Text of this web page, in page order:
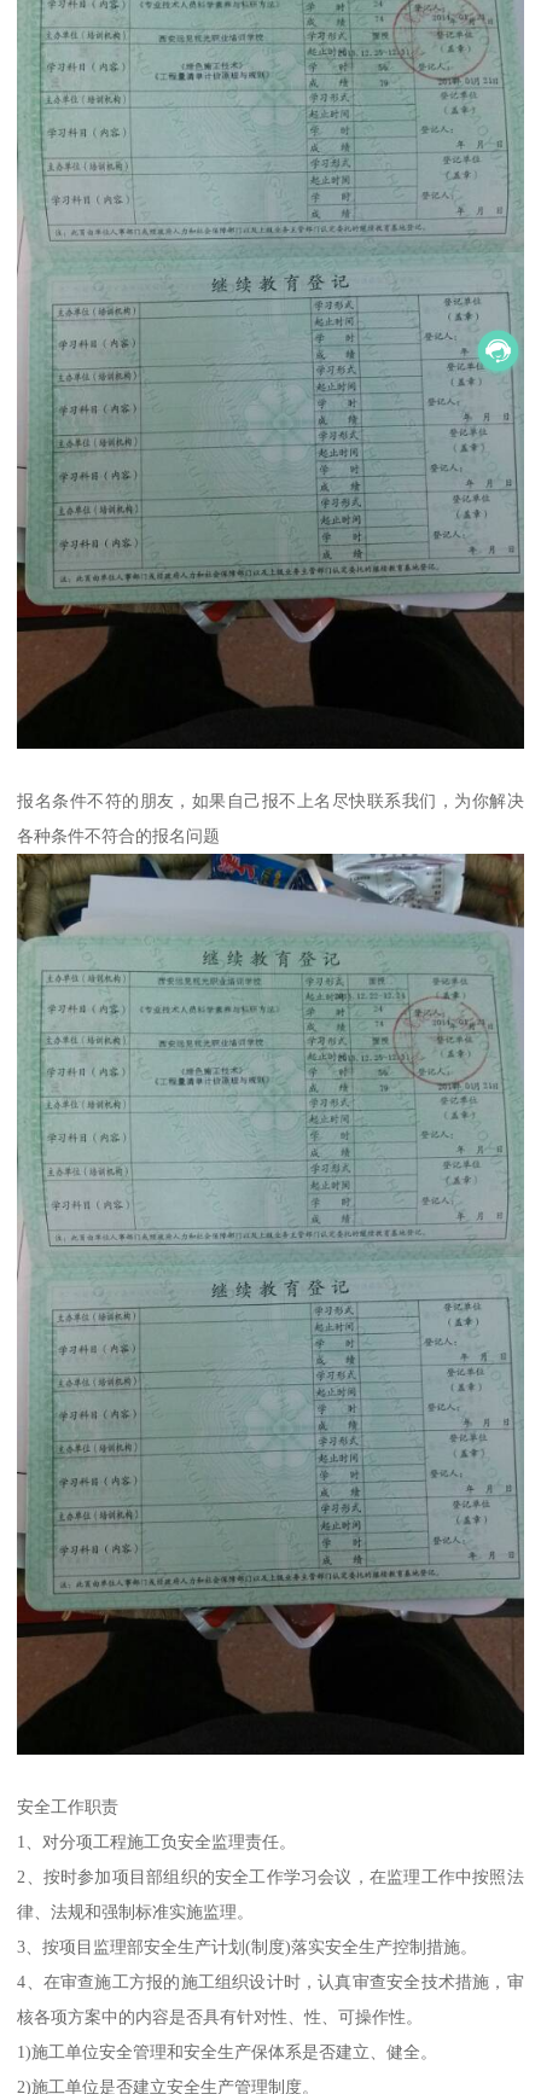
报名条件不符的朋友，如果自己报不上名尽快联系‌‌‌‌我们，为你解决
各种条件不符合的报名问题
安全工作职责
1、对分项工程施工负安全监理责任。
2、按时参加项目部组织的安全工作学习会议，在监理工作中按照法
律、法规和强制标准实施监理。
3、按项目监理部安全生产计划(制度)落实安全生产控制措施。
4、在审查施工方报的施工组织设计时，认真审查安全技术措施，审
核各项方案中的内容是否具有针对性、性、可操作性。
1)施工单位安全管理和安全生产保体系是否建立、健全。
2)施工单位是否建立安全生产管理制度。